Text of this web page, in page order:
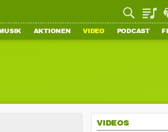
Playlist
AKTIONEN VIDEO PODCAST
VIDEOS